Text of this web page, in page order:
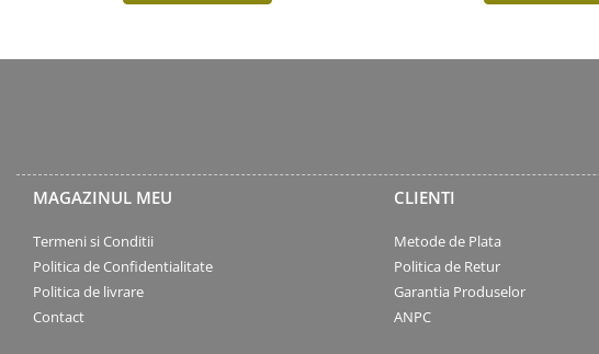
MAGAZINUL MEU
Termeni si Conditii
Politica de Confidentialitate
Politica de livrare
Contact
CLIENTI
Metode de Plata
Politica de Retur
Garantia Produselor
ANPC